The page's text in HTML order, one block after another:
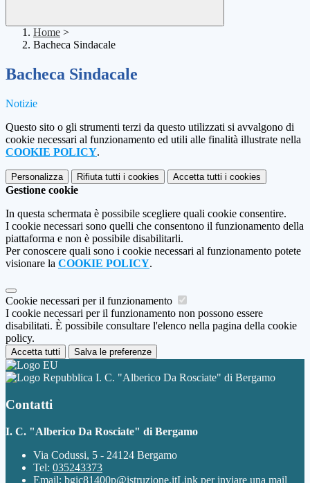
Home >
Bacheca Sindacale
Bacheca Sindacale
Notizie
Questo sito o gli strumenti terzi da questo utilizzati si avvalgono di
cookie necessari al funzionamento ed utili alle finalità illustrate nella
COOKIE POLICY.
Personalizza Rifiuta tutti i cookies Accetta tutti i cookies
Gestione cookie
In questa schermata è possibile scegliere quali cookie consentire.
I cookie necessari sono quelli che consentono il funzionamento della
piattaforma e non è possibile disabilitarli.
Per conoscere quali sono i cookie necessari al funzionamento potete
visionare la COOKIE POLICY.
Cookie necessari per il funzionamento
I cookie necessari per il funzionamento non possono essere
disabilitati. È possibile consultare l'elenco nella pagina della cookie
policy.
Accetta tutti Salva le preferenze
I. C. "Alberico Da Rosciate" di Bergamo
Contatti
I. C. "Alberico Da Rosciate" di Bergamo
Via Codussi, 5 - 24124 Bergamo
Tel: 035243373
Email: bgic81400p@istruzione.itLink per inviare una mail